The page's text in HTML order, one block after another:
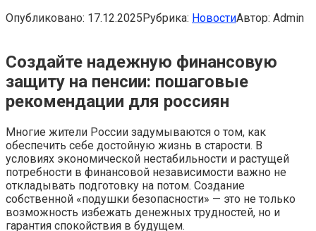
Опубликовано: 17.12.2025Рубрика: НовостиАвтор: Admin
Создайте надежную финансовую
защиту на пенсии: пошаговые
рекомендации для россиян
Многие жители России задумываются о том, как
обеспечить себе достойную жизнь в старости. В
условиях экономической нестабильности и растущей
потребности в финансовой независимости важно не
откладывать подготовку на потом. Создание
собственной «подушки безопасности» — это не только
возможность избежать денежных трудностей, но и
гарантия спокойствия в будущем.